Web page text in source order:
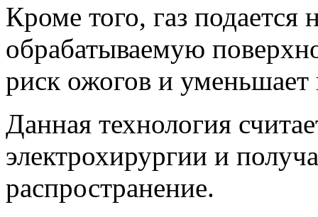
Кроме того, газ
обрабатываемую
риск ожогов и уменьшает
Данная технология
электрохирургии и
распространение.